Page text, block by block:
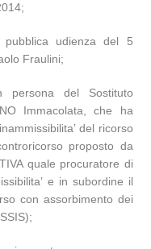
udienza del 5
Fraulini;
persona del Sostituto
Immacolata, che ha
del ricorso
proposto da
quale procuratore di
e in subordine il
con assorbimento dei